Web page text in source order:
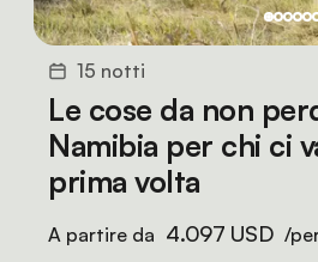
15 notti
Le cose da non
Namibia per chi ci
prima volta
A partire da 4.097 USD /